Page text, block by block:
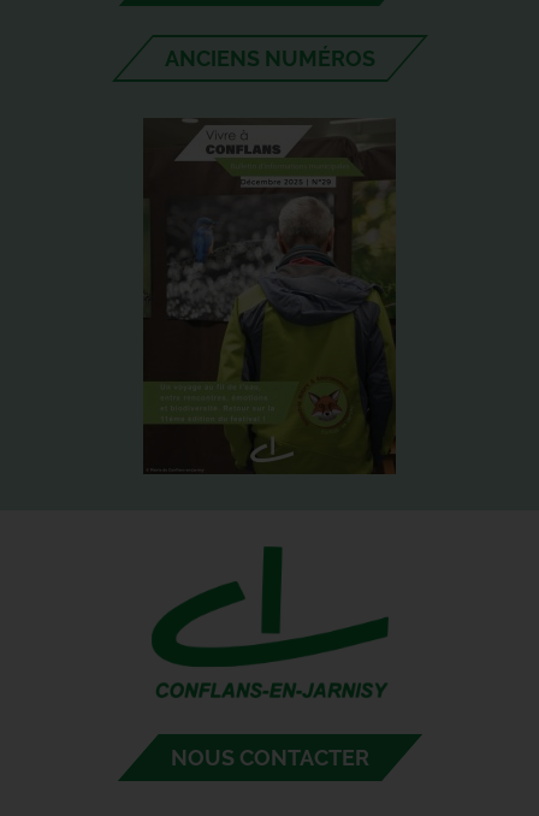
ANCIENS NUMÉROS
NOUS CONTACTER